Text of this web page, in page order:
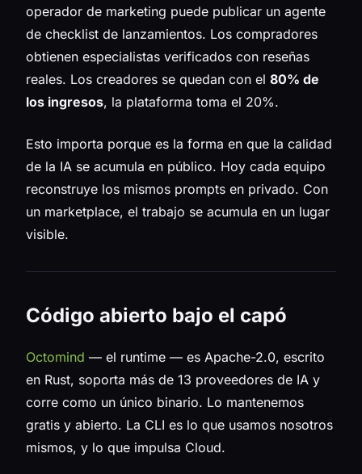
operador de marketing puede publicar un agente
de checklist de lanzamientos. Los compradores
obtienen especialistas verificados con reseñas
reales. Los creadores se quedan con el 80% de
los ingresos, la plataforma toma el 20%.
Esto importa porque es la forma en que la calidad
de la IA se acumula en público. Hoy cada equipo
reconstruye los mismos prompts en privado. Con
un marketplace, el trabajo se acumula en un lugar
visible.
Código abierto bajo el capó
Octomind — el runtime — es Apache-2.0, escrito
en Rust, soporta más de 13 proveedores de IA y
corre como un único binario. Lo mantenemos
gratis y abierto. La CLI es lo que usamos nosotros
mismos, y lo que impulsa Cloud.